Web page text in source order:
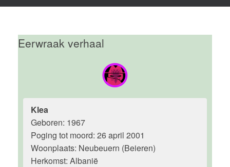
Eerwraak verhaal
Klea
Geboren: 1967
Poging tot moord: 26 april 2001
Woonplaats: Neubeuern (Beieren)
Herkomst: Albanië